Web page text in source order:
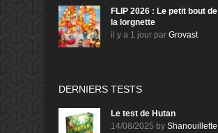
FLIP 2026 : Le petit bout de
la lorgnette
il y a 1 jour par Grovast
DERNIERS TESTS
Le test de Hutan
14/08/2025 by Shanouillette